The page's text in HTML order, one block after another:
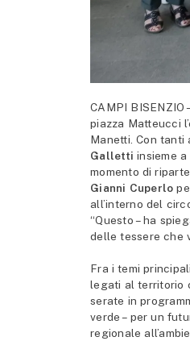
CAMPI
piazza Matteucci
Manetti. Con tanti
Gallettiinsieme a
momento di
Gianni Cuperlo
all’interno del
“Questo – ha
delle tessere che
Fra i temi
legati al territorio
serate in
verde – per un
regionale